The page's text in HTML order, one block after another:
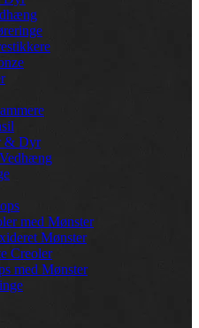
& Dyr
med Mønster
Mønster
Creoler
med Mønster